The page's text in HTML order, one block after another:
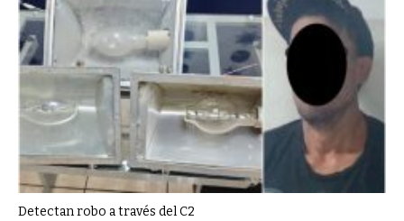
Detectan robo a través del C2